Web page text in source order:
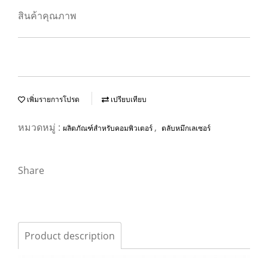
สินค้าคุณภาพ
เพิ่มรายการโปรด เปรียบเทียบ
หมวดหมู่ : ผลิตภัณฑ์สำหรับคอมพิวเตอร์ , ตลับหมึกเลเซอร์
Share
Product description